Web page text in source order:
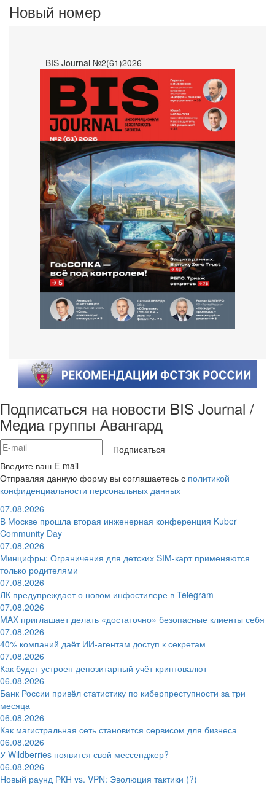
Новый номер
- BIS Journal №2(61)2026 -
Подписаться на новости BIS Journal /
Медиа группы Авангард
Подписаться
Введите ваш E-mail
Отправляя данную форму вы соглашаетесь с политикой
конфиденциальности персональных данных
07.08.2026
В Москве прошла вторая инженерная конференция Kuber
Community Day
07.08.2026
Минцифры: Ограничения для детских SIM-карт применяются
только родителями
07.08.2026
ЛК предупреждает о новом инфостилере в Telegram
07.08.2026
MAX приглашает делать «достаточно» безопасные клиенты себя
07.08.2026
40% компаний даёт ИИ‑агентам доступ к секретам
07.08.2026
Как будет устроен депозитарный учёт криптовалют
06.08.2026
Банк России привёл статистику по киберпреступности за три
месяца
06.08.2026
Как магистральная сеть становится сервисом для бизнеса
06.08.2026
У Wildberries появится свой мессенджер?
06.08.2026
Новый раунд РКН vs. VPN: Эволюция тактики (?)